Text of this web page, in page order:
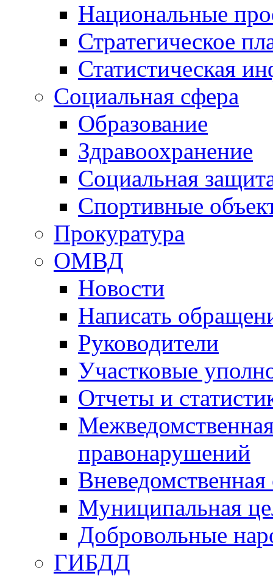
Национальные
Стратегическое
Статистическая
Социальная сфера
Образование
Здравоохранение
Социальная
Спортивные
Прокуратура
ОМВД
Новости
Написать
Руководители
Участковые
Отчеты и
правонарушений
Вневедомственная
Муниципальная
Добровольные
ГИБДД